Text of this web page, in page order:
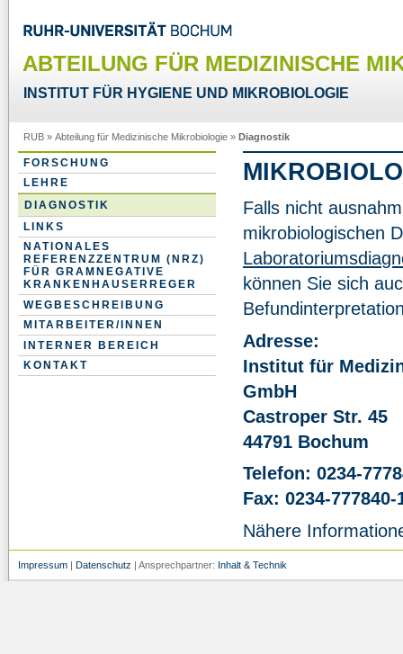
ABTEILUNG FÜR MEDIZINISCHE
INSTITUT FÜR HYGIENE UND MIKROBIOLOGIE
RUB » Abteilung für Medizinische Mikrobiologie » Diagnostik
FORSCHUNG
LEHRE
DIAGNOSTIK
LINKS
NATIONALES
REFERENZZENTRUM (NRZ)
FÜR GRAMNEGATIVE
KRANKENHAUSERREGER
WEGBESCHREIBUNG
MITARBEITER/INNEN
INTERNER BEREICH
KONTAKT
Falls nicht
mikrobiologischen
können Sie sich
Adresse:
Institut für
GmbH
Castroper Str. 45
44791 Bochum
Telefon: 0234-
Fax: 0234-777840-
Nähere
Impressum | Datenschutz | Ansprechpartner: Inhalt & Technik